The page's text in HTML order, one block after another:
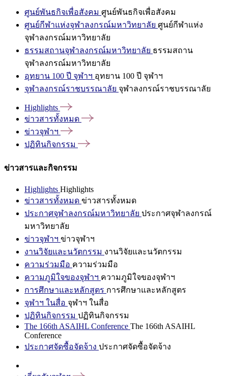
ศูนย์พันธกิจเพื่อสังคม ศูนย์พันธกิจเพื่อสังคม
ศูนย์กีฬาแห่งจุฬาลงกรณ์มหาวิทยาลัย ศูนย์กีฬาแห่ง
จุฬาลงกรณ์มหาวิทยาลัย
ธรรมสถานจุฬาลงกรณ์มหาวิทยาลัย ธรรมสถาน
จุฬาลงกรณ์มหาวิทยาลัย
อุทยาน 100 ปี จุฬาฯ อุทยาน 100 ปี จุฬาฯ
จุฬาลงกรณ์ราชบรรณาลัย จุฬาลงกรณ์ราชบรรณาลัย
Highlights
ข่าวสารทั้งหมด
ข่าวจุฬาฯ
ปฏิทินกิจกรรม
ข่าวสารและกิจกรรม
Highlights Highlights
ข่าวสารทั้งหมด ข่าวสารทั้งหมด
ประกาศจุฬาลงกรณ์มหาวิทยาลัย ประกาศจุฬาลงกรณ์
มหาวิทยาลัย
ข่าวจุฬาฯ ข่าวจุฬาฯ
งานวิจัยและนวัตกรรม งานวิจัยและนวัตกรรม
ความร่วมมือ ความร่วมมือ
ความภูมิใจของจุฬาฯ ความภูมิใจของจุฬาฯ
การศึกษาและหลักสูตร การศึกษาและหลักสูตร
จุฬาฯ ในสื่อ จุฬาฯ ในสื่อ
ปฏิทินกิจกรรม ปฏิทินกิจกรรม
The 166th ASAIHL Conference The 166th ASAIHL
Conference
ประกาศจัดซื้อจัดจ้าง ประกาศจัดซื้อจัดจ้าง